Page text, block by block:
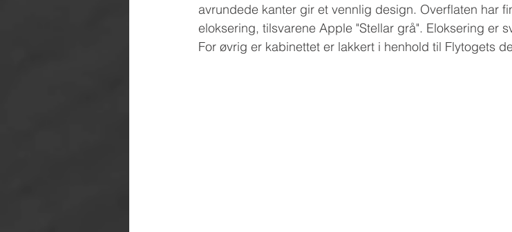
avrundede kanter gir et vennlig design. Overflaten har
eloksering, tilsvarene Apple "Stellar grå". Eloksering er
For øvrig er kabinettet er lakkert i henhold til Flytogets